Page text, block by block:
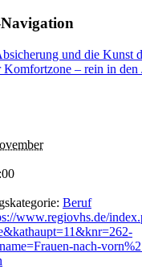
und die Kunst
Komfortzone – rein in den
Beruf
www.regiovhs.de/
nach-